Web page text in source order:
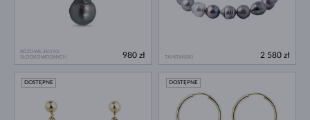
RÓŻOWE ZŁOTO
SŁODKOWODNYCH
980 zł TAHITAŃSKI 2 580 zł
DOSTĘPNE DOSTĘPNE